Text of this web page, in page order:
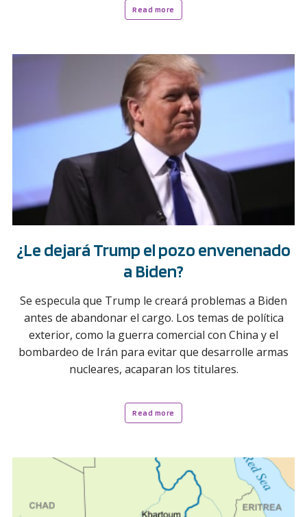
Read more
¿Le dejará Trump el pozo envenenado
a Biden?
Se especula que Trump le creará problemas a Biden
antes de abandonar el cargo. Los temas de política
exterior, como la guerra comercial con China y el
bombardeo de Irán para evitar que desarrolle armas
nucleares, acaparan los titulares.
Read more